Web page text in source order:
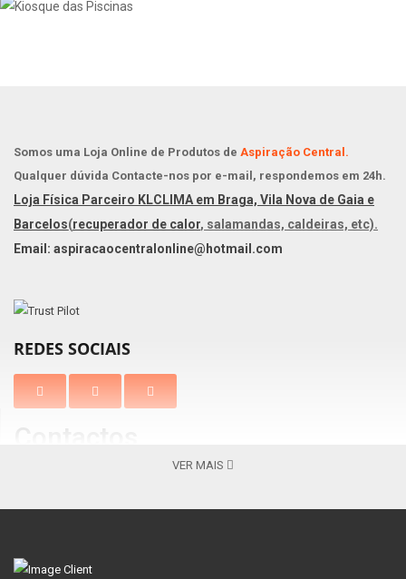
Somos uma Loja Online de Produtos de Aspiração Central.
Qualquer dúvida Contacte-nos por e-mail, respondemos em 24h.
Loja Física Parceiro KLCLIMA em Braga, Vila Nova de Gaia e
Barcelos(recuperador de calor, salamandas, caldeiras, etc).
Email: aspiracaocentralonline@hotmail.com
REDES SOCIAIS
Contactos
+351 253 069 565 -
VER MAIS